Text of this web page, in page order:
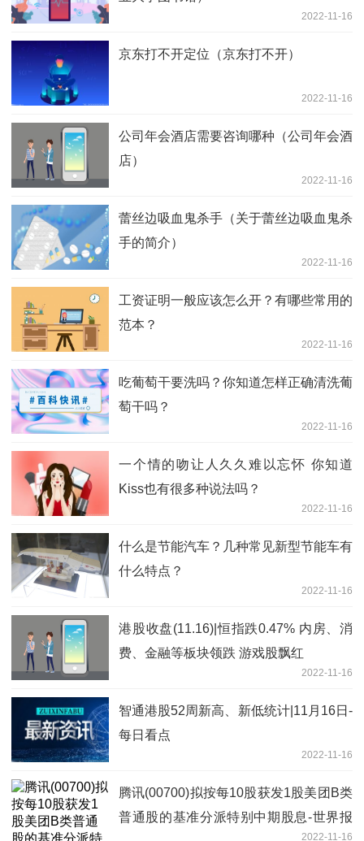
2022-11-16
京东打不开定位（京东打不开）
2022-11-16
公司年会酒店需要咨询哪种（公司年会酒
店）
2022-11-16
蕾丝边吸血鬼杀手（关于蕾丝边吸血鬼杀
手的简介）
2022-11-16
工资证明一般应该怎么开？有哪些常用的
范本？
2022-11-16
吃葡萄干要洗吗？你知道怎样正确清洗葡
萄干吗？
2022-11-16
一个情的吻让人久久难以忘怀 你知道
Kiss也有很多种说法吗？
2022-11-16
什么是节能汽车？几种常见新型节能车有
什么特点？
2022-11-16
港股收盘(11.16)|恒指跌0.47% 内房、消
费、金融等板块领跌 游戏股飘红
2022-11-16
智通港股52周新高、新低统计|11月16日-
每日看点
2022-11-16
腾讯(00700)拟按每10股获发1股美团B类
普通股的基准分派特别中期股息-世界报
2022-11-16